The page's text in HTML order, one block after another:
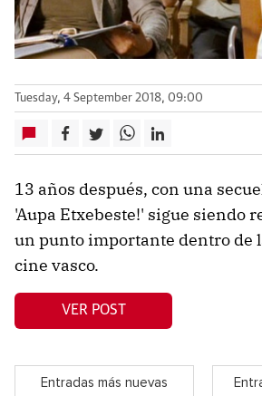
Tuesday, 4 September 2018, 09:00
13 años después, con una
'Aupa Etxebeste!' sigue siendo
un punto importante dentro de
cine vasco.
VER POST
Entradas más nuevas